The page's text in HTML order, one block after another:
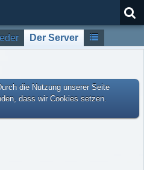
Der Server
die Nutzung unserer Seite
dass wir Cookies setzen.